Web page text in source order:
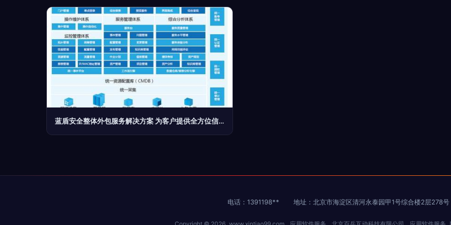
蓝盾安全整体外包服务解决方案 为客户提供全方位信息安全保障
电话：1391198** 地址：北京市海淀区清河永泰园甲1号综合楼2层278号